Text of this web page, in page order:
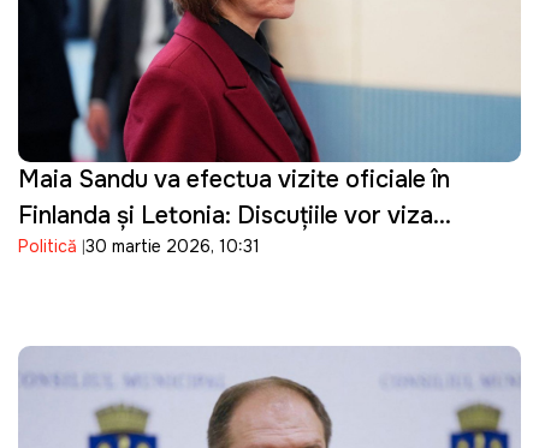
Maia Sandu va efectua vizite oficiale în
Finlanda și Letonia: Discuțiile vor viza
parcursul european al Republicii Moldova
Politică 30 martie 2026, 10:31